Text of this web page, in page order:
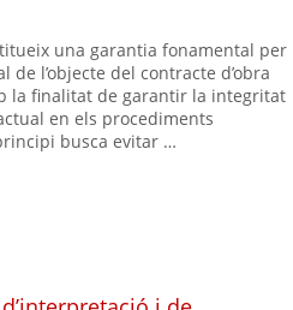
una garantia fonamental per
l’objecte del contracte d’obra
la finalitat de garantir la integritat
en els procediments
busca evitar …